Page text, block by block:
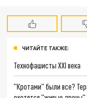
ЧИТАЙТЕ ТАКЖЕ:
Технофашисты XXI века
"Кротами" были все?